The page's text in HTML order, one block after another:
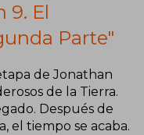
9. El
Parte"
de Jonathan
de la Tierra.
Después de
el tiempo se acaba.